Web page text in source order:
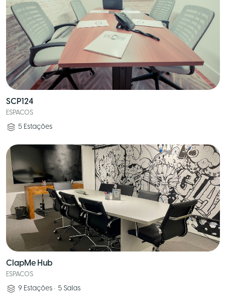
SCP124
ESPACOS
5 Estações
ClapMe Hub
ESPACOS
9 Estações • 5 Salas